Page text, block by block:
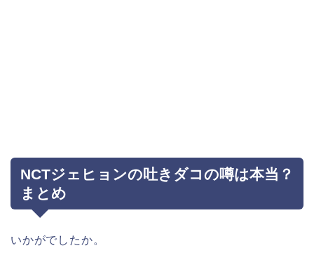
NCTジェヒョンの吐きダコの噂は本当？
まとめ
いかがでしたか。